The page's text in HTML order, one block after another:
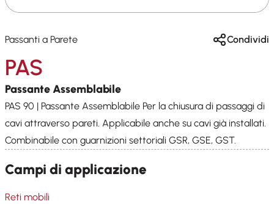
Passanti a Parete Condividi
PAS
Passante Assemblabile
PAS 90 | Passante Assemblabile Per la chiusura di passaggi di
cavi attraverso pareti. Applicabile anche su cavi già installati.
Combinabile con guarnizioni settoriali GSR, GSE, GST.
Campi di applicazione
Reti mobili